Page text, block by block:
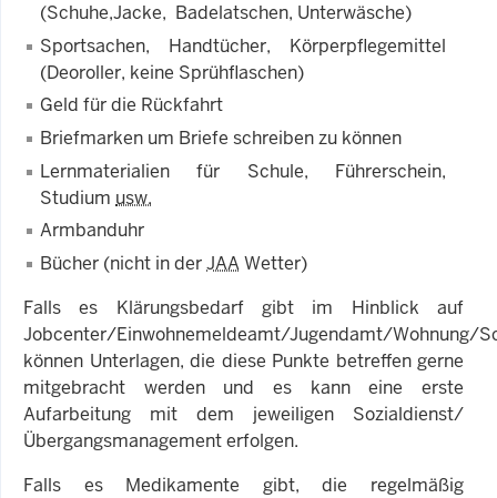
(Schuhe,Jacke, Badelatschen, Unterwäsche)
Sportsachen, Handtücher, Körperpflegemittel
(Deoroller, keine Sprühflaschen)
Geld für die Rückfahrt
Briefmarken um Briefe schreiben zu können
Lernmaterialien für Schule, Führerschein,
Studium usw.
Armbanduhr
Bücher (nicht in derJAAWetter)
Falls es Klärungsbedarf gibt im Hinblick auf
Jobcenter/Einwohnemeldeamt/Jugendamt/Wohnung/
können Unterlagen, die diese Punkte betreffen gerne
mitgebracht werden und es kann eine erste
Aufarbeitung mit dem jeweiligen Sozialdienst/
Übergangsmanagement erfolgen.
Falls es Medikamente gibt, die regelmäßig